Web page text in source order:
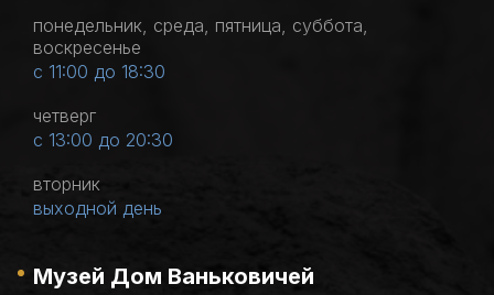
понедельник, среда, пятница, суббота,
воскресенье
с 11:00 до 18:30
четверг
с 13:00 до 20:30
вторник
выходной день
Музей Дом Ваньковичей